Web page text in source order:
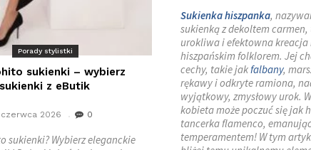
Porady stylistki
sukienki – wybierz
z eButik
czerwca 2026 0
sukienki? Wybierz eleganckie
Sukienka hiszpanka,
sukienką z dekoltem
urokliwa i efektowna
hiszpańskim folklorem. Jej
cechy, takie jakfalbany,
rękawy i odkryte ramiona,
wyjątkowy, zmysłowy urok.
kobieta może poczuć się jak
tancerka flamenco,
temperamentem! W tym